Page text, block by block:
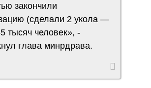
закончили
(сделали 2 укола —
тысяч человек», -
глава минpдрава.